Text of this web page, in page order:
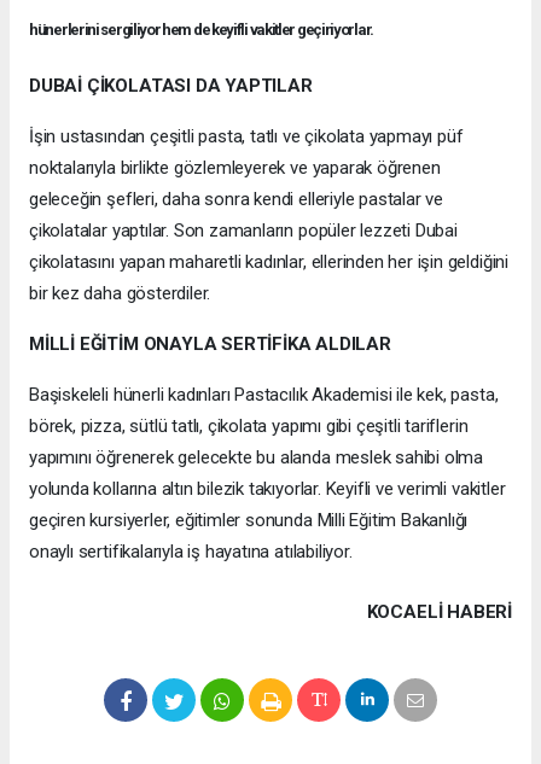
hünerlerini sergiliyor hem de keyifli vakitler geçiriyorlar.
DUBAİ ÇİKOLATASI DA YAPTILAR
İşin ustasından çeşitli pasta, tatlı ve çikolata yapmayı püf
noktalarıyla birlikte gözlemleyerek ve yaparak öğrenen
geleceğin şefleri, daha sonra kendi elleriyle pastalar ve
çikolatalar yaptılar. Son zamanların popüler lezzeti Dubai
çikolatasını yapan maharetli kadınlar, ellerinden her işin geldiğini
bir kez daha gösterdiler.
MİLLİ EĞİTİM ONAYLA SERTİFİKA ALDILAR
Başiskeleli hünerli kadınları Pastacılık Akademisi ile kek, pasta,
börek, pizza, sütlü tatlı, çikolata yapımı gibi çeşitli tariflerin
yapımını öğrenerek gelecekte bu alanda meslek sahibi olma
yolunda kollarına altın bilezik takıyorlar. Keyifli ve verimli vakitler
geçiren kursiyerler, eğitimler sonunda Milli Eğitim Bakanlığı
onaylı sertifikalarıyla iş hayatına atılabiliyor.
KOCAELI HABERİ